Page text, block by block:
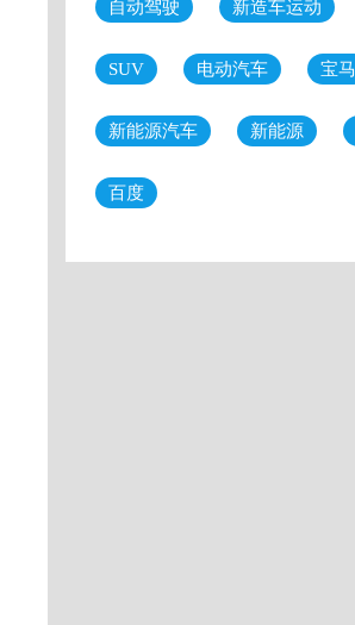
自动驾驶 新造车运动
SUV 电动汽车 宝马
新能源汽车 新能源
百度